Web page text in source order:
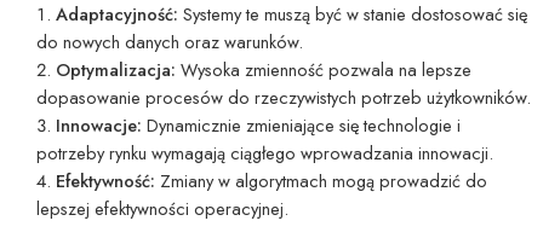
Adaptacyjność: Systemy te muszą być w stanie dostosować się
do nowych danych oraz warunków.
Optymalizacja: Wysoka zmienność pozwala na lepsze
dopasowanie procesów do rzeczywistych potrzeb użytkowników.
Innowacje: Dynamicznie zmieniające się technologie i
potrzeby rynku wymagają ciągłego wprowadzania innowacji.
Efektywność: Zmiany w algorytmach mogą prowadzić do
lepszej efektywności operacyjnej.